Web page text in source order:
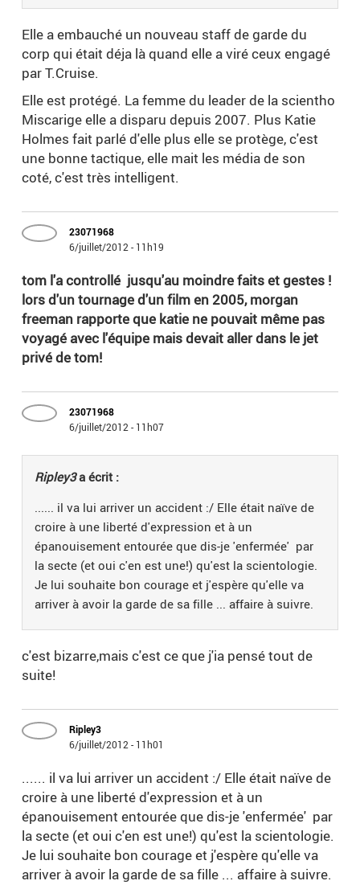
Elle a embauché un nouveau staff de garde du
corp qui était déja là quand elle a viré ceux engagé
par T.Cruise.
Elle est protégé. La femme du leader de la scientho
Miscarige elle a disparu depuis 2007. Plus Katie
Holmes fait parlé d'elle plus elle se protège, c'est
une bonne tactique, elle mait les média de son
coté, c'est très intelligent.
23071968
6/juillet/2012 - 11h19
tom l'a controllé jusqu'au moindre faits et gestes !
lors d'un tournage d'un film en 2005, morgan
freeman rapporte que katie ne pouvait même pas
voyagé avec l'équipe mais devait aller dans le jet
privé de tom!
23071968
6/juillet/2012 - 11h07
Ripley3a écrit :
...... il va lui arriver un accident :/ Elle était naïve de
croire à une liberté d'expression et à un
épanouisement entourée que dis-je 'enfermée' par
la secte (et oui c'en est une!) qu'est la scientologie.
Je lui souhaite bon courage et j'espère qu'elle va
arriver à avoir la garde de sa fille ... affaire à suivre.
c'est bizarre,mais c'est ce que j'ia pensé tout de
suite!
Ripley3
6/juillet/2012 - 11h01
...... il va lui arriver un accident :/ Elle était naïve de
croire à une liberté d'expression et à un
épanouisement entourée que dis-je 'enfermée' par
la secte (et oui c'en est une!) qu'est la scientologie.
Je lui souhaite bon courage et j'espère qu'elle va
arriver à avoir la garde de sa fille ... affaire à suivre.